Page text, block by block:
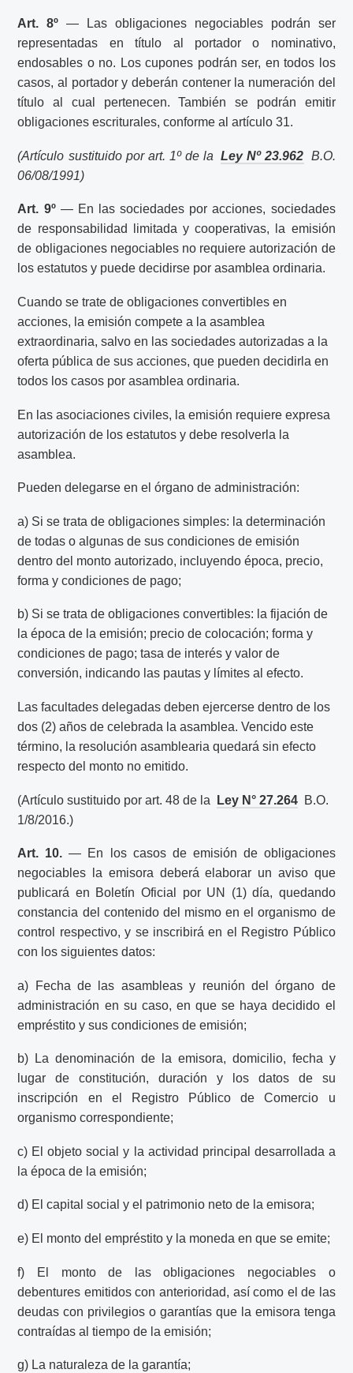
Art. 8º — Las obligaciones negociables podrán ser
representadas en título al portador o nominativo,
endosables o no. Los cupones podrán ser, en todos los
casos, al portador y deberán contener la numeración del
título al cual pertenecen. También se podrán emitir
obligaciones escriturales, conforme al artículo 31.
(Artículo sustituido por art. 1º de la Ley Nº 23.962 B.O.
06/08/1991)
Art. 9º— En las sociedades por acciones, sociedades
de responsabilidad limitada y cooperativas, la emisión
de obligaciones negociables no requiere autorización de
los estatutos y puede decidirse por asamblea ordinaria.
Cuando se trate de obligaciones convertibles en
acciones, la emisión compete a la asamblea
extraordinaria, salvo en las sociedades autorizadas a la
oferta pública de sus acciones, que pueden decidirla en
todos los casos por asamblea ordinaria.
En las asociaciones civiles, la emisión requiere expresa
autorización de los estatutos y debe resolverla la
asamblea.
Pueden delegarse en el órgano de administración:
a) Si se trata de obligaciones simples: la determinación
de todas o algunas de sus condiciones de emisión
dentro del monto autorizado, incluyendo época, precio,
forma y condiciones de pago;
b) Si se trata de obligaciones convertibles: la fijación de
la época de la emisión; precio de colocación; forma y
condiciones de pago; tasa de interés y valor de
conversión, indicando las pautas y límites al efecto.
Las facultades delegadas deben ejercerse dentro de los
dos (2) años de celebrada la asamblea. Vencido este
término, la resolución asamblearia quedará sin efecto
respecto del monto no emitido.
(Artículo sustituido por art. 48 de la Ley N° 27.264 B.O.
1/8/2016.)
Art. 10. — En los casos de emisión de obligaciones
negociables la emisora deberá elaborar un aviso que
publicará en Boletín Oficial por UN (1) día, quedando
constancia del contenido del mismo en el organismo de
control respectivo, y se inscribirá en el Registro Público
con los siguientes datos:
a) Fecha de las asambleas y reunión del órgano de
administración en su caso, en que se haya decidido el
empréstito y sus condiciones de emisión;
b) La denominación de la emisora, domicilio, fecha y
lugar de constitución, duración y los datos de su
inscripción en el Registro Público de Comercio u
organismo correspondiente;
c) El objeto social y la actividad principal desarrollada a
la época de la emisión;
d) El capital social y el patrimonio neto de la emisora;
e) El monto del empréstito y la moneda en que se emite;
f) El monto de las obligaciones negociables o
debentures emitidos con anterioridad, así como el de las
deudas con privilegios o garantías que la emisora tenga
contraídas al tiempo de la emisión;
g) La naturaleza de la garantía;